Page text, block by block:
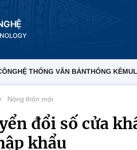
HỆ THỐNG VĂN BẢNTHỐNG KÊ
Nông thôn mới
đổi số cửa
khẩu